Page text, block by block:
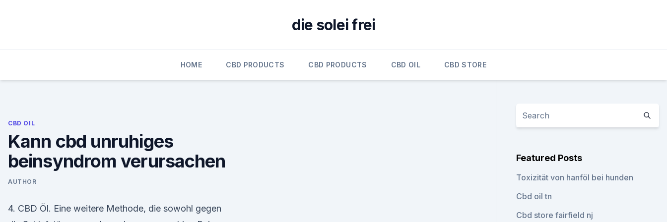
die solei frei
HOME CBD PRODUCTS CBD PRODUCTS CBD OIL CBD STORE
CBD OIL
Kann cbd unruhiges
beinsyndrom verursachen
AUTHOR
4. CBD Öl. Eine weitere Methode, die sowohl gegen
Featured Posts
Toxizität von hanföl bei hunden
Cbd oil tn
Cbd store fairfield nj